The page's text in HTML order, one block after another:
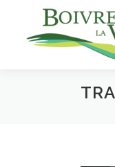
contenu